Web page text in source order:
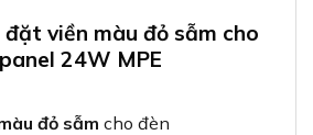
viền màu đỏ sẫm cho
24W MPE
đỏ sẫm cho đèn